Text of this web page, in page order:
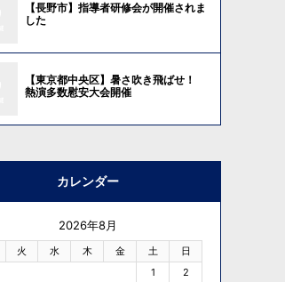
【長野市】指導者研修会が開催されま
した
【東京都中央区】暑さ吹き飛ばせ！
熱演多数慰安大会開催
カレンダー
2026年8月
火 水 木 金 土 日
1
2